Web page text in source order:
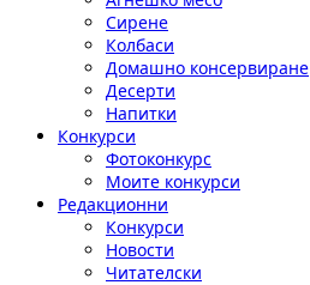
Сирене
Колбаси
Домашно консервиране
Десерти
Напитки
Конкурси
Фотоконкурс
Моите конкурси
Редакционни
Конкурси
Новости
Читателски